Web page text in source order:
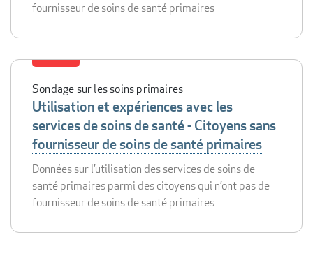
fournisseur de soins de santé primaires
Sondage sur les soins primaires
Utilisation et expériences avec les
services de soins de santé - Citoyens sans
fournisseur de soins de santé primaires
Données sur l’utilisation des services de soins de
santé primaires parmi des citoyens qui n’ont pas de
fournisseur de soins de santé primaires